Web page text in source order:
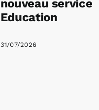
nouveau service
Education
31/07/2026